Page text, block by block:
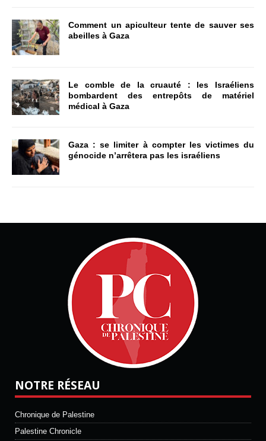
Comment un apiculteur tente de sauver ses
abeilles à Gaza
Le comble de la cruauté : les Israéliens
bombardent des entrepôts de matériel
médical à Gaza
Gaza : se limiter à compter les victimes du
génocide n’arrêtera pas les israéliens
NOTRE RÉSEAU
Chronique de Palestine
Palestine Chronicle